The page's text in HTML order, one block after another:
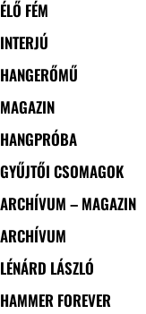
ÉLŐ FÉM
INTERJÚ
HANGERŐMŰ
MAGAZIN
HANGPRÓBA
GYŰJTŐI CSOMAGOK
ARCHÍVUM – MAGAZIN
ARCHÍVUM
LÉNÁRD LÁSZLÓ
HAMMER FOREVER